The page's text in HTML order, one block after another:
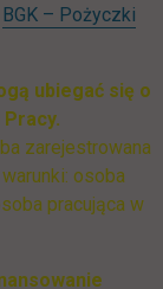
BGK – Pożyczki
ubiegać się o
zarejestrowana
osoba
pracująca w